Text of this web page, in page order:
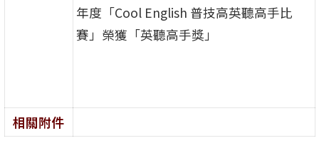
年度「Cool English 普技高英聽高手比
賽」榮獲「英聽高手獎」
相關附件